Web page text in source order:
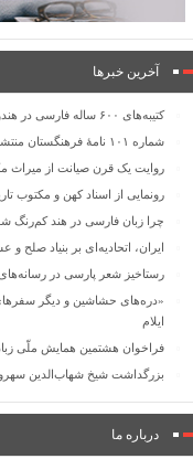
آخرین خبرها
کتیبه‌های ۶۰۰ ساله فارسی در هندوستان
شماره ۱۰۱ نامۀ فرهنگستان منتشر شد
روایت یک قرن صیانت از میراث
رونمایی از اسناد کهن و مکتوب
چرا زبان فارسی در هند کم‌رنگ
ایران، اتحادیه‌ای بر بنیاد صلح
رستاخیز شعر پارسی در
«دره‌های حشاشین و دیگر سفرهای
ایلام
فراخوان هشتمین همایش ملّی
بزرگداشت شیخ شهاب‌الدین
درباره ما